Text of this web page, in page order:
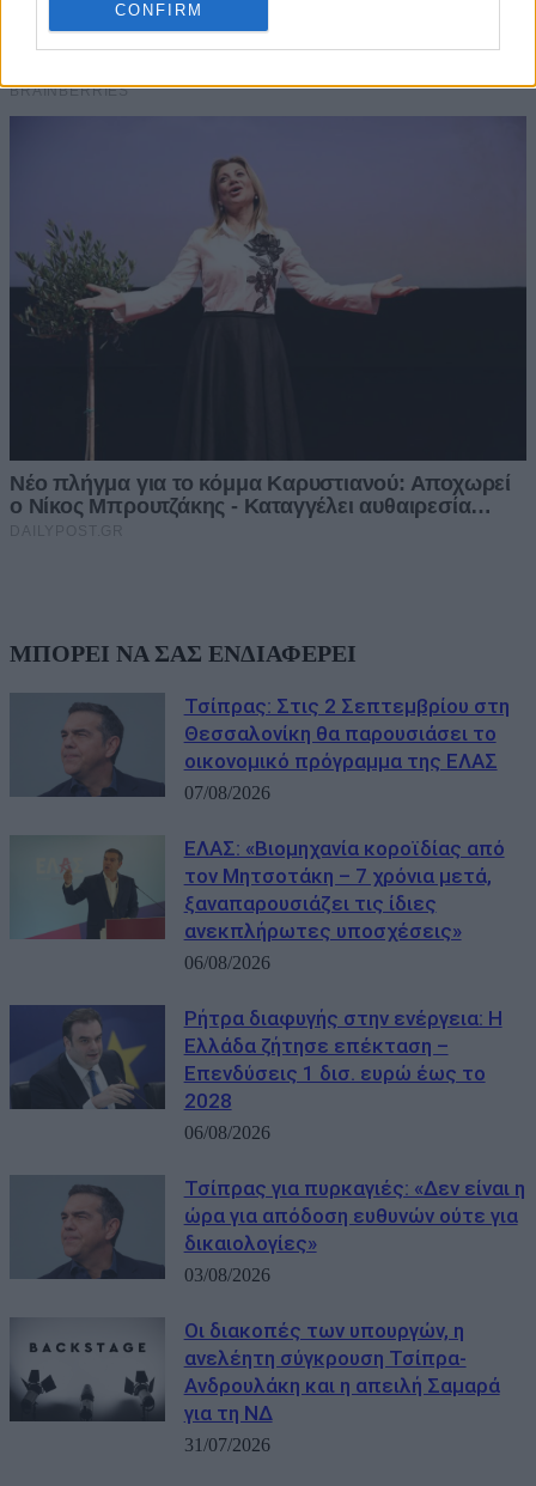
CONFIRM
ΜΠΟΡΕΙ ΝΑ ΣΑΣ ΕΝΔΙΑΦΕΡΕΙ
Τσίπρας: Στις 2 Σεπτεμβρίου στη
Θεσσαλονίκη θα παρουσιάσει το
οικονομικό πρόγραμμα της ΕΛΑΣ
07/08/2026
ΕΛΑΣ: «Βιομηχανία κοροϊδίας από
τον Μητσοτάκη – 7 χρόνια μετά,
ξαναπαρουσιάζει τις ίδιες
ανεκπλήρωτες υποσχέσεις»
06/08/2026
Ρήτρα διαφυγής στην ενέργεια: Η
Ελλάδα ζήτησε επέκταση –
Επενδύσεις 1 δισ. ευρώ έως το
2028
06/08/2026
Τσίπρας για πυρκαγιές: «Δεν είναι η
ώρα για απόδοση ευθυνών ούτε για
δικαιολογίες»
03/08/2026
Οι διακοπές των υπουργών, η
ανελέητη σύγκρουση Τσίπρα-
Ανδρουλάκη και η απειλή Σαμαρά
για τη ΝΔ
31/07/2026